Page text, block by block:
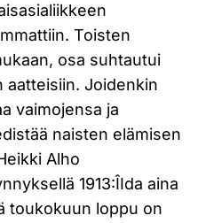
Toisten
osa suhtautui
aatteisiin. Joidenkin
vaimojensa ja
naisten elämisen
Alho
1913:ÎIda aina
toukokuun loppu on